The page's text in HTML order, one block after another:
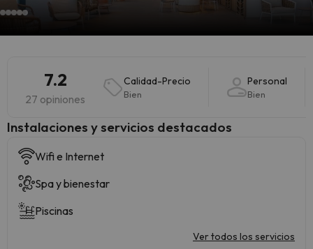
7.2
27 opiniones
Calidad-Precio
Bien
Personal
Bien
Instalaciones y servicios destacados
Wifi e Internet
Spa y bienestar
Piscinas
Ver todos los servicios